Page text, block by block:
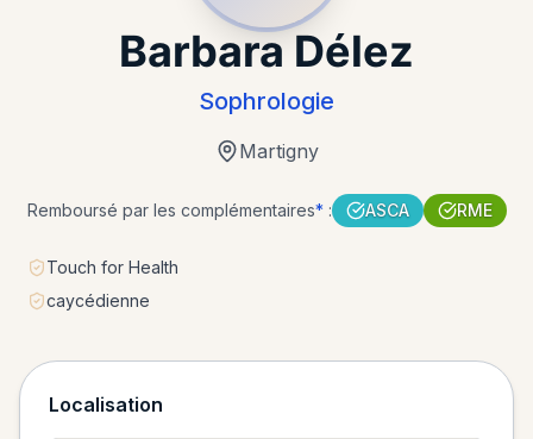
Barbara Délez
Sophrologie
Martigny
Remboursé par les complémentaires*: ASCA RME
Touch for Health
caycédienne
Localisation